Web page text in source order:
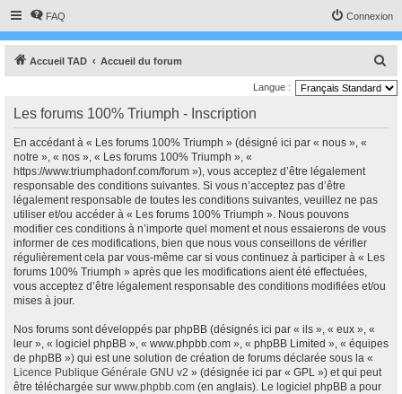
FAQ Connexion
Accueil TAD Accueil du forum
e
Langue :
Les forums 100% Triumph - Inscription
En accédant à « Les forums 100% Triumph » (désigné ici par « nous », «
notre », « nos », « Les forums 100% Triumph », «
https://www.triumphadonf.com/forum »), vous acceptez d’être légalement
responsable des conditions suivantes. Si vous n’acceptez pas d’être
légalement responsable de toutes les conditions suivantes, veuillez ne pas
utiliser et/ou accéder à « Les forums 100% Triumph ». Nous pouvons
modifier ces conditions à n’importe quel moment et nous essaierons de vous
informer de ces modifications, bien que nous vous conseillons de vérifier
régulièrement cela par vous-même car si vous continuez à participer à « Les
forums 100% Triumph » après que les modifications aient été effectuées,
vous acceptez d’être légalement responsable des conditions modifiées et/ou
mises à jour.
Nos forums sont développés par phpBB (désignés ici par « ils », « eux », «
leur », « logiciel phpBB », « www.phpbb.com », « phpBB Limited », « équipes
de phpBB ») qui est une solution de création de forums déclarée sous la «
Licence Publique Générale GNU v2 » (désignée ici par « GPL ») et qui peut
être téléchargée sur www.phpbb.com (en anglais). Le logiciel phpBB a pour